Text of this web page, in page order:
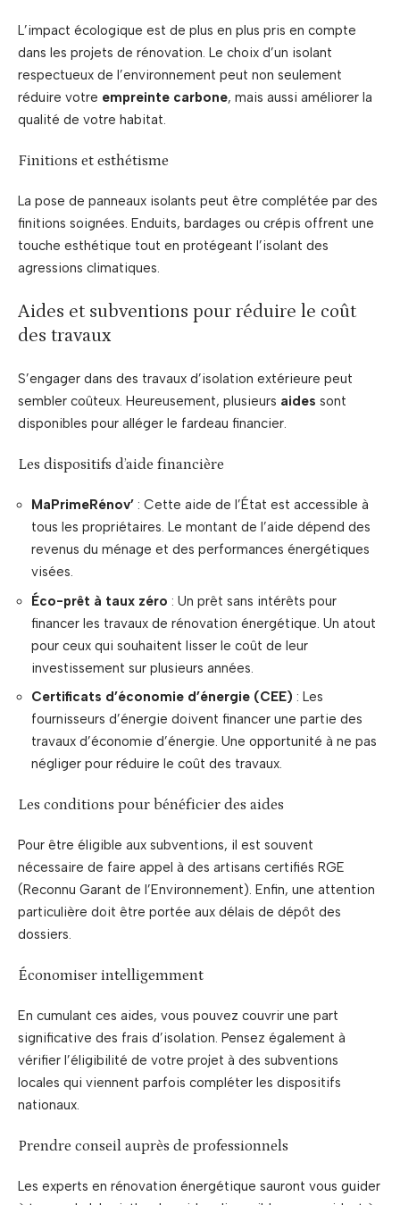
L’impact écologique est de plus en plus pris en compte
dans les projets de rénovation. Le choix d’un isolant
respectueux de l’environnement peut non seulement
réduire votre empreinte carbone, mais aussi améliorer la
qualité de votre habitat.
Finitions et esthétisme
La pose de panneaux isolants peut être complétée par des
finitions soignées. Enduits, bardages ou crépis offrent une
touche esthétique tout en protégeant l’isolant des
agressions climatiques.
Aides et subventions pour réduire le coût
des travaux
S’engager dans des travaux d’isolation extérieure peut
sembler coûteux. Heureusement, plusieurs aides sont
disponibles pour alléger le fardeau financier.
Les dispositifs d’aide financière
MaPrimeRénov’ : Cette aide de l’État est accessible à
tous les propriétaires. Le montant de l’aide dépend des
revenus du ménage et des performances énergétiques
visées.
Éco-prêt à taux zéro : Un prêt sans intérêts pour
financer les travaux de rénovation énergétique. Un atout
pour ceux qui souhaitent lisser le coût de leur
investissement sur plusieurs années.
Certificats d’économie d’énergie (CEE) : Les
fournisseurs d’énergie doivent financer une partie des
travaux d’économie d’énergie. Une opportunité à ne pas
négliger pour réduire le coût des travaux.
Les conditions pour bénéficier des aides
Pour être éligible aux subventions, il est souvent
nécessaire de faire appel à des artisans certifiés RGE
(Reconnu Garant de l’Environnement). Enfin, une attention
particulière doit être portée aux délais de dépôt des
dossiers.
Économiser intelligemment
En cumulant ces aides, vous pouvez couvrir une part
significative des frais d’isolation. Pensez également à
vérifier l’éligibilité de votre projet à des subventions
locales qui viennent parfois compléter les dispositifs
nationaux.
Prendre conseil auprès de professionnels
Les experts en rénovation énergétique sauront vous guider